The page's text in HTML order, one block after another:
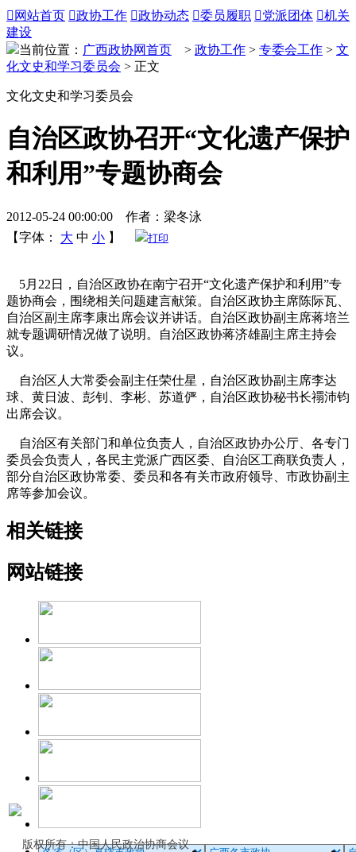
 网站首页 政协工作 政协动态 委员履职 党派团体 机关
建设
当前位置： 广西政协网首页 > 政协工作 > 专委会工作 > 文
化文史和学习委员会 > 正文
文化文史和学习委员会
自治区政协召开“文化遗产保护
和利用”专题协商会
2012-05-24 00:00:00 作者：梁冬泳
【字体：
大 中 小 】 打印
5月22日，自治区政协在南宁召开“文化遗产保护和利用”专
题协商会，围绕相关问题建言献策。自治区政协主席陈际瓦、
自治区副主席李康出席会议并讲话。自治区政协副主席蒋培兰
就专题调研情况做了说明。自治区政协蒋济雄副主席主持会
议。
自治区人大常委会副主任荣仕星，自治区政协副主席李达
球、黄日波、彭钊、李彬、苏道俨，自治区政协秘书长禤沛钧
出席会议。
自治区有关部门和单位负责人，自治区政协办公厅、各专门
委员会负责人，各民主党派广西区委、自治区工商联负责人，
部分自治区政协常委、委员和各有关市政府领导、市政协副主
席等参加会议。
相关链接
网站链接
版权所有：中国人民政治协商会议